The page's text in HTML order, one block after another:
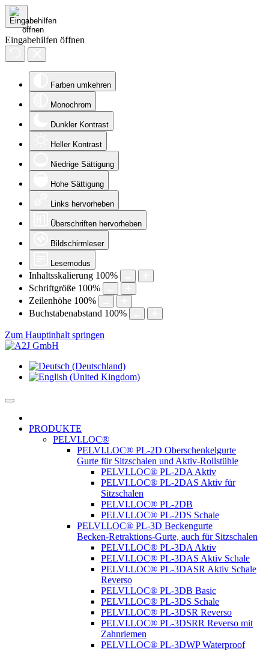
Eingabehilfen öffnen
Farben umkehren
Monochrom
Dunkler Kontrast
Heller Kontrast
Niedrige Sättigung
Hohe Sättigung
Links hervorheben
Überschriften hervorheben
Bildschirmleser
Lesemodus
Inhaltsskalierung 100%
Schriftgröße 100%
Zeilenhöhe 100%
Buchstabenabstand 100%
Zum Hauptinhalt springen
PRODUKTE
PELVI.LOC®
PELVI.LOC® PL-2D Oberschenkelgurte
Gurte für Sitzschalen und Aktiv-Rollstühle
PELVI.LOC® PL-2DA Aktiv
PELVI.LOC® PL-2DAS Aktiv für
Sitzschalen
PELVI.LOC® PL-2DB
PELVI.LOC® PL-2DS Schale
PELVI.LOC® PL-3D Beckengurte
Becken-Retraktions-Gurte, auch für Sitzschalen
PELVI.LOC® PL-3DA Aktiv
PELVI.LOC® PL-3DAS Aktiv Schale
PELVI.LOC® PL-3DASR Aktiv Schale
Reverso
PELVI.LOC® PL-3DB Basic
PELVI.LOC® PL-3DS Schale
PELVI.LOC® PL-3DSR Reverso
PELVI.LOC® PL-3DSRR Reverso mit
Zahnriemen
PELVI.LOC® PL-3DWP Waterproof